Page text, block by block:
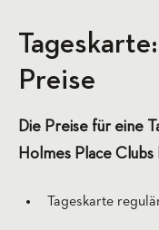
Preise
Die Preise für eine
Holmes Place
Tageskarte